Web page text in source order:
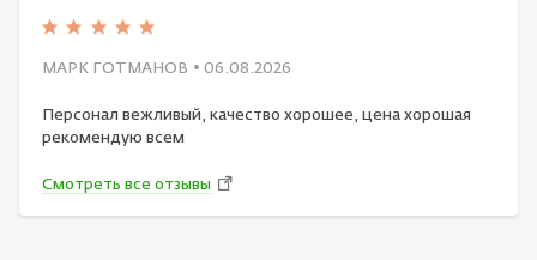
МАРК ГОТМАНОВ • 06.08.2026
Персонал вежливый, качество хорошее, цена хорошая
рекомендую всем
Смотреть все отзывы